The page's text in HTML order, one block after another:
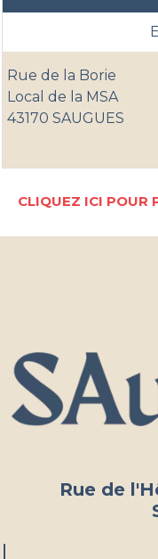
Rue de la Borie
Local de la MSA
43170 SAUGUES
Cliquez ici pour
Rue de